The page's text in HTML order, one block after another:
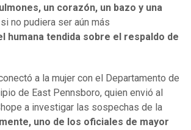
un corazón, un bazo y una
no pudiera ser aún más
humana tendida sobre el respaldo de
a la mujer con el Departamento de
de East Pennsboro, quien envió al
a investigar las sospechas de la
uno de los oficiales de mayor